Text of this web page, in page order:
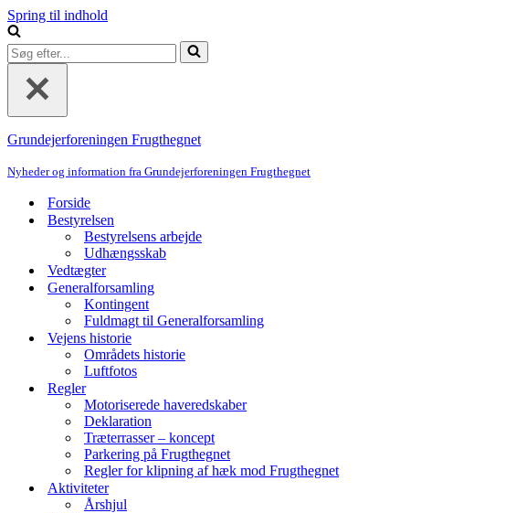
Spring til indhold
Søg
efter...
Grundejerforeningen Frugthegnet
Nyheder og information fra Grundejerforeningen Frugthegnet
Forside
Bestyrelsen
Bestyrelsens arbejde
Udhængsskab
Vedtægter
Generalforsamling
Kontingent
Fuldmagt til Generalforsamling
Vejens historie
Områdets historie
Luftfotos
Regler
Motoriserede haveredskaber
Deklaration
Træterrasser – koncept
Parkering på Frugthegnet
Regler for klipning af hæk mod Frugthegnet
Aktiviteter
Årshjul